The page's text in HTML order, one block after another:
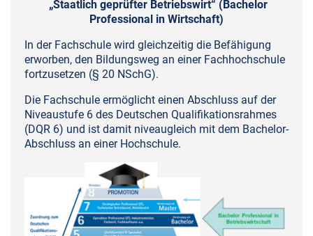
„Staatlich geprüfter Betriebswirt“ (Bachelor
Professional in Wirtschaft)
In der Fachschule wird gleichzeitig die Befähigung
erworben, den Bildungsweg an einer Fachhochschule
fortzusetzen (§ 20 NSchG).
Die Fachschule ermöglicht einen Abschluss auf der
Niveaustufe 6 des Deutschen Qualifikationsrahmes
(DQR 6) und ist damit niveaugleich mit dem Bachelor-
Abschluss an einer Hochschule.